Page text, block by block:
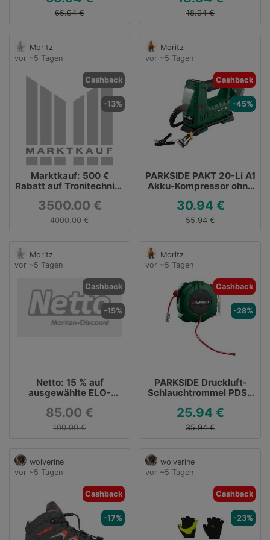
65.94 € 18.94 €
Moritz
vor ~5 Tagen
Cashback
-13%
Marktkauf: 500 €
Rabatt auf Tronitechnik-
3500.00 €
4000.00 €
Moritz
vor ~5 Tagen
Cashback
-45%
PARKSIDE PAKT 20-Li A1
Akku-Kompressor ohne
30,94 €
30.94 €
55.94 €
Moritz
vor ~5 Tagen
Cashback
-15%
Netto: 15 % auf
ausgewählte ELO-
85.00 €
100.00 €
Moritz
vor ~5 Tagen
Cashback
-28%
PARKSIDE Druckluft-
Schlauchtrommel PDST
inklusive Versand
25.94 €
35.94 €
wolverine
vor ~5 Tagen
Cashback
-17%
wolverine
vor ~5 Tagen
Cashback
-23%